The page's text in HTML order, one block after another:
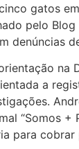
gatos
pelo
denúncias
na
a
“Somos +
para